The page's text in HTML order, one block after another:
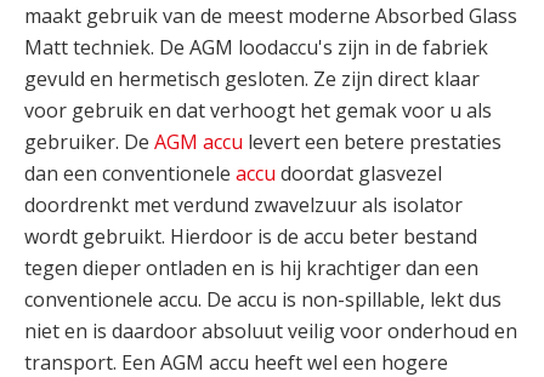
maakt gebruik van de meest moderne Absorbed Glass
Matt techniek. De AGM loodaccu's zijn in de fabriek
gevuld en hermetisch gesloten. Ze zijn direct klaar
voor gebruik en dat verhoogt het gemak voor u als
gebruiker. De AGM accu levert een betere prestaties
dan een conventionele accu doordat glasvezel
doordrenkt met verdund zwavelzuur als isolator
wordt gebruikt. Hierdoor is de accu beter bestand
tegen dieper ontladen en is hij krachtiger dan een
conventionele accu. De accu is non-spillable, lekt dus
niet en is daardoor absoluut veilig voor onderhoud en
transport. Een AGM accu heeft wel een hogere